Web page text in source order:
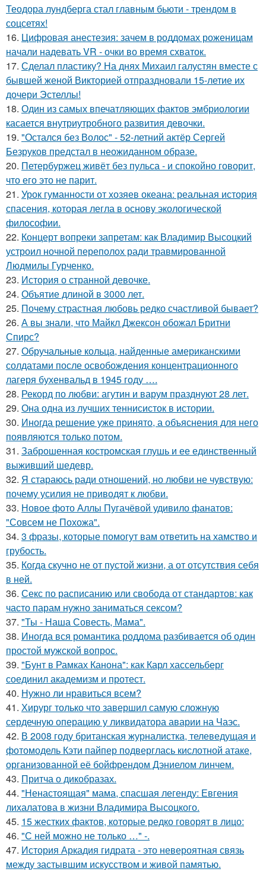
Теодора лундберга стал главным бьюти - трендом в
соцсетях!
16. Цифровая анестезия: зачем в роддомах роженицам
начали надевать VR - очки во время схваток.
17. Сделал пластику? На днях Михаил галустян вместе с
бывшей женой Викторией отпраздновали 15-летие их
дочери Эстеллы!
18. Один из самых впечатляющих фактов эмбриологии
касается внутриутробного развития девочки.
19. "Остался без Волос" - 52-летний актёр Сергей
Безруков предстал в неожиданном образе.
20. Петербуржец живёт без пульса - и спокойно говорит,
что его это не парит.
21. Урок гуманности от хозяев океана: реальная история
спасения, которая легла в основу экологической
философии.
22. Концерт вопреки запретам: как Владимир Высоцкий
устроил ночной переполох ради травмированной
Людмилы Гурченко.
23. История о странной девочке.
24. Объятие длиной в 3000 лет.
25. Почему страстная любовь редко счастливой бывает?
26. А вы знали, что Майкл Джексон обожал Бритни
Спирс?
27. Обручальные кольца, найденные американскими
солдатами после освобождения концентрационного
лагеря бухенвальд в 1945 году ….
28. Рекорд по любви: агутин и варум празднуют 28 лет.
29. Она одна из лучших теннисисток в истории.
30. Иногда решение уже принято, а объяснения для него
появляются только потом.
31. Заброшенная костромская глушь и ее единственный
выживший шедевр.
32. Я стараюсь ради отношений, но любви не чувствую:
почему усилия не приводят к любви.
33. Новое фото Аллы Пугачёвой удивило фанатов:
"Совсем не Похожа".
34. 3 фразы, которые помогут вам ответить на хамство и
грубость.
35. Когда скучно не от пустой жизни, а от отсутствия себя
в ней.
36. Секс по расписанию или свобода от стандартов: как
часто парам нужно заниматься сексом?
37. "Ты - Наша Совесть, Мама".
38. Иногда вся романтика роддома разбивается об один
простой мужской вопрос.
39. "Бунт в Рамках Канона": как Карл хассельберг
соединил академизм и протест.
40. Нужно ли нравиться всем?
41. Хирург только что завершил самую сложную
сердечную операцию у ликвидатора аварии на Чаэс.
42. В 2008 году британская журналистка, телеведущая и
фотомодель Кэти пайпер подверглась кислотной атаке,
организованной её бойфрендом Дэниелом линчем.
43. Притча о дикобразах.
44. "Ненастоящая" мама, спасшая легенду: Евгения
лихалатова в жизни Владимира Высоцкого.
45. 15 жестких фактов, которые редко говорят в лицо:
46. "С ней можно не только …" -.
47. История Аркадия гидрата - это невероятная связь
между застывшим искусством и живой памятью.